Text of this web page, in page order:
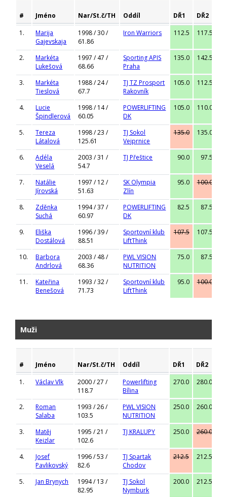
# Jméno Nar/St.č/TH Oddíl DŘ1 DŘ2
1.
Marija
Gajevskaja
1998 / 30 /
61.86
Iron Warriors 112.5 117.5
2.
Markéta
Lukešová
1997 / 47 /
68.66
Sporting APIS
Praha
135.0 142.5
3.
Markéta
Tieslová
1988 / 24 /
67.7
TJ TZ Prosport
Rakovník
105.0 112.5
4.
Lucie
Špindlerová
1998 / 14 /
60.05
POWERLIFTING
DK
105.0 110.0
5.
Tereza
Látalová
1998 / 23 /
125.61
TJ Sokol
Vejprnice
135.0 135.0
6.
Adéla
Veselá
2003 / 31 /
54.7
TJ Přeštice 90.0 97.5
7.
Natálie
Jírovská
1997 / 12 /
51.63
SK Olympia
Zlín
95.0 100.0
8.
Zděnka
Suchá
1994 / 37 /
60.97
POWERLIFTING
DK
82.5 87.5
9.
Eliška
Dostálová
1996 / 39 /
88.51
Sportovní klub
LiftThink
107.5 107.5
10.
Barbora
Andrlová
2003 / 48 /
68.36
PWL VISION
NUTRITION
75.0 87.5
11.
Kateřina
Benešová
1993 / 32 /
71.73
Sportovní klub
LiftThink
95.0 100.0
Muži
# Jméno Nar/St.č/TH Oddíl DŘ1 DŘ2
1.
Václav Vlk
2000 / 27 /
118.7
Powerlifting
Bílina
270.0 280.0
2.
Roman
Salaba
1993 / 26 /
103.5
PWL VISION
NUTRITION
250.0 260.0
3.
Matěj
Keizlar
1995 / 21 /
102.6
TJ KRALUPY 250.0 260.0
4.
Josef
Pavlikovský
1996 / 53 /
82.6
TJ Spartak
Chodov
212.5 212.5
5. Jan Brynych
1994 / 13 /
82.95
TJ Sokol
Nymburk
200.0 212.5